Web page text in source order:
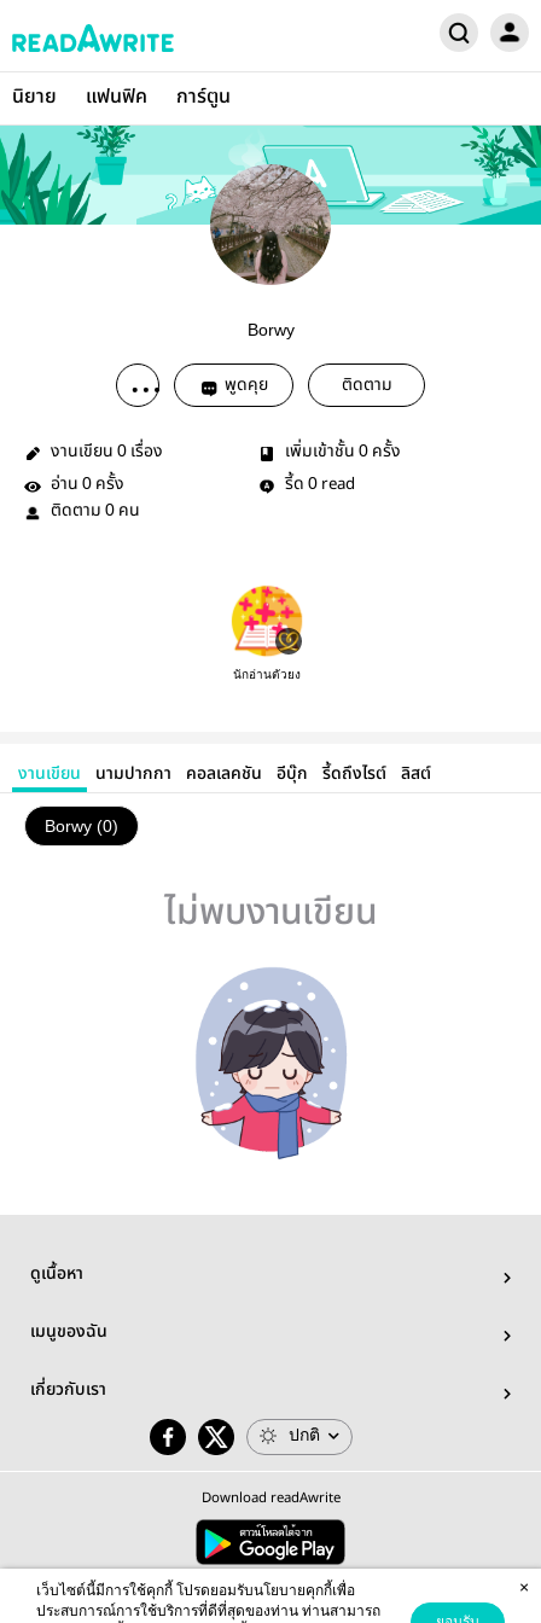
นิยาย แฟนฟิค การ์ตูน
Borwy
พูดคุย ติดตาม
งานเขียน 0 เรื่อง เพิ่มเข้าชั้น 0 ครั้ง
อ่าน 0 ครั้ง รี้ด 0 read
ติดตาม 0 คน
นักอ่านตัวยง
งานเขียน นามปากกา คอลเลคชัน อีบุ๊ก รี้ดถึงไรต์ ลิสต์
Borwy (0)
ไม่พบงานเขียน
ดูเนื้อหา
เมนูของฉัน
เกี่ยวกับเรา
ปกติ
Download readAwrite
© 2026 readAwrite.com by MEB Corporation Public Company Limited
This site is protected by reCAPTCHA and the Google Privacy Policy Terms of Serviceapply.
เว็บไซต์นี้มีการใช้คุกกี้ โปรดยอมรับนโยบายคุกกี้เพื่อ
ประสบการณ์การใช้บริการที่ดีที่สุดของท่าน ท่านสามารถ
×